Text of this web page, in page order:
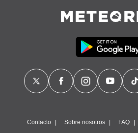
Contacto Sobre nosotros FAQ